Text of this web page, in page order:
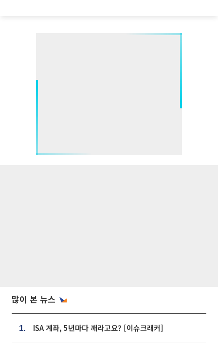
많이 본 뉴스
1. ISA 계좌, 5년마다 깨라고요? [이슈크래커]